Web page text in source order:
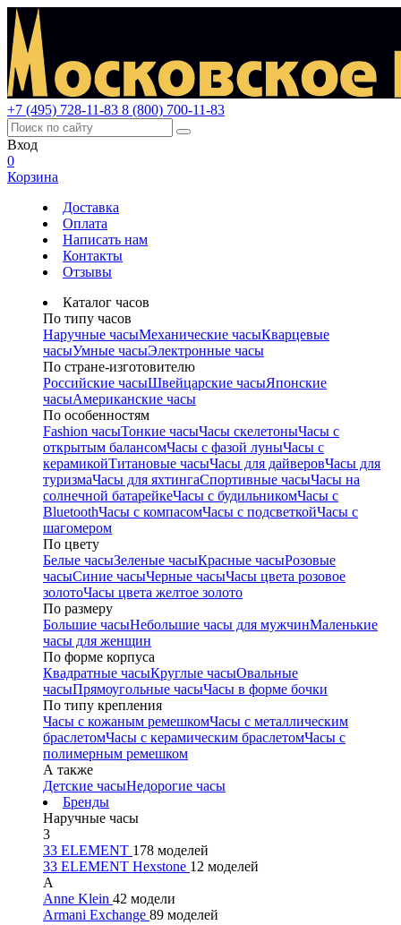
+7 (495) 728-11-83 8 (800) 700-11-83
Вход
0
Корзина
Доставка
Оплата
Написать нам
Контакты
Отзывы
Каталог часов
По типу часов
Наручные часыМеханические часыКварцевые
часыУмные часыЭлектронные часы
По стране-изготовителю
Российские часыШвейцарские часыЯпонские
часыАмериканские часы
По особенностям
Fashion часыТонкие часыЧасы скелетоныЧасы с
открытым балансомЧасы с фазой луныЧасы с
керамикойТитановые часыЧасы для дайверовЧасы для
туризмаЧасы для яхтингаСпортивные часыЧасы на
солнечной батарейкеЧасы с будильникомЧасы с
BluetoothЧасы с компасомЧасы с подсветкойЧасы с
шагомером
По цвету
Белые часыЗеленые часыКрасные часыРозовые
часыСиние часыЧерные часыЧасы цвета розовое
золотоЧасы цвета желтое золото
По размеру
Большие часыНебольшие часы для мужчинМаленькие
часы для женщин
По форме корпуса
Квадратные часыКруглые часыОвальные
часыПрямоугольные часыЧасы в форме бочки
По типу крепления
Часы с кожаным ремешкомЧасы с металлическим
браслетомЧасы с керамическим браслетомЧасы с
полимерным ремешком
А также
Детские часыНедорогие часы
Бренды
Наручные часы
3
33 ELEMENT 178 моделей
33 ELEMENT Hexstone 12 моделей
A
Anne Klein 42 модели
Armani Exchange 89 моделей